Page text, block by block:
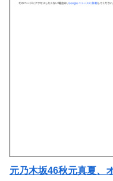
元乃木坂46秋元真夏、